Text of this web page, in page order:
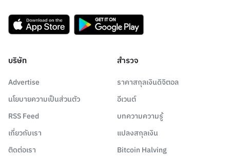
บริษัท
Advertise
นโยบายความเป็นส่วนตัว
RSS Feed
เกี่ยวกับเรา
ติดต่อเรา
สำรวจ
ราคาสกุลเงินดิจิตอล
อีเวนต์
บทความความรู้
แปลงสกุลเงิน
Bitcoin Halving